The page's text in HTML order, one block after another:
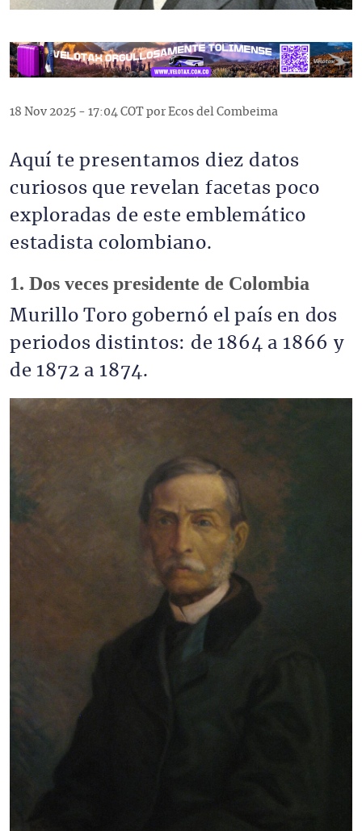
18 Nov 2025 - 17:04 COT por Ecos del Combeima
Aquí te presentamos diez datos
curiosos que revelan facetas poco
exploradas de este emblemático
estadista colombiano.
1. Dos veces presidente de Colombia
Murillo Toro gobernó el país en dos
periodos distintos: de 1864 a 1866 y
de 1872 a 1874.
Imagen